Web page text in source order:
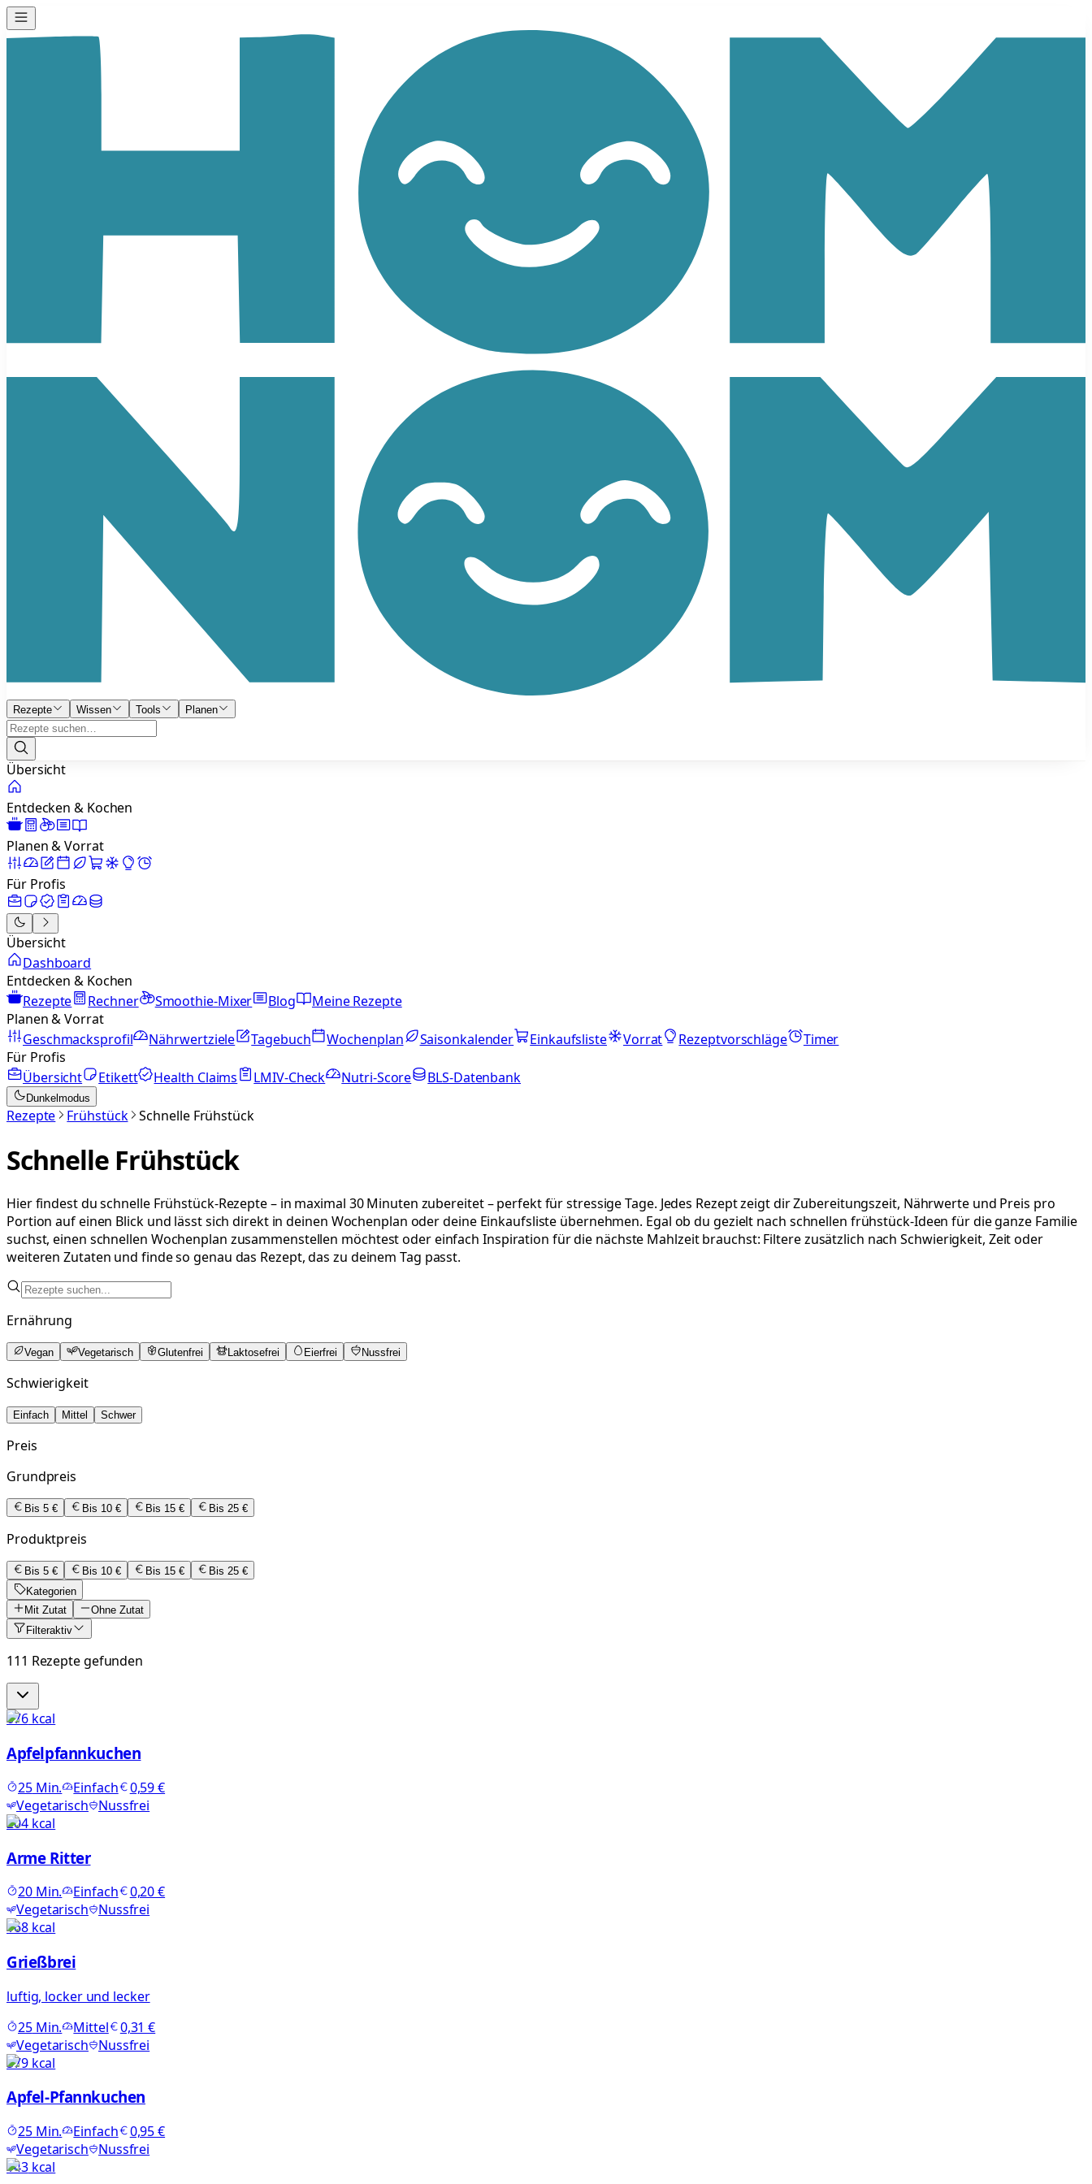
Rezepte Wissen Tools Planen
Übersicht
Entdecken & Kochen
Planen & Vorrat
Für Profis
Übersicht
Dashboard
Entdecken & Kochen
Rezepte
Rechner Smoothie-Mixer Blog
Meine Rezepte
Planen & Vorrat
Geschmacksprofil
Nährwertziele Tagebuch Wochenplan Saisonkalender Einkaufsliste Vorrat Rezeptvorschläge
Timer
Für Profis
Übersicht
Etikett Health Claims LMIV-Check Nutri-Score BLS-Datenbank
Dunkelmodus
Rezepte Frühstück Schnelle Frühstück
Schnelle Frühstück
Hier findest du schnelle Frühstück-Rezepte – in maximal 30 Minuten zubereitet – perfekt für stressige Tage. Jedes Rezept zeigt dir Zubereitungszeit, Nährwerte und Preis pro
Portion auf einen Blick und lässt sich direkt in deinen Wochenplan oder deine Einkaufsliste übernehmen. Egal ob du gezielt nach schnellen frühstück-Ideen für die ganze Familie
suchst, einen schnellen Wochenplan zusammenstellen möchtest oder einfach Inspiration für die nächste Mahlzeit brauchst: Filtere zusätzlich nach Schwierigkeit, Zeit oder
weiteren Zutaten und finde so genau das Rezept, das zu deinem Tag passt.
Ernährung
Vegan Vegetarisch Glutenfrei Laktosefrei Eierfrei Nussfrei
Schwierigkeit
Einfach Mittel Schwer
Preis
Grundpreis
Bis 5 € Bis 10 € Bis 15 € Bis 25 €
Produktpreis
Bis 5 € Bis 10 € Bis 15 €
Bis 25 €
Kategorien
Mit Zutat
Ohne Zutat
Filteraktiv
111 Rezepte gefunden
676kcal
Apfelpfannkuchen
25Min. Einfach
0,59 €
Vegetarisch
Nussfrei
204kcal
Arme Ritter
20Min. Einfach
0,20 €
Vegetarisch
Nussfrei
168kcal
Grießbrei
luftig, locker und lecker
25Min. Mittel
0,31 €
Vegetarisch
Nussfrei
579kcal
Apfel-Pfannkuchen
25Min. Einfach
0,95 €
Vegetarisch
Nussfrei
143kcal